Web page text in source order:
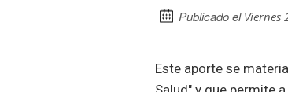
Publicado el Viernes
Este aporte se